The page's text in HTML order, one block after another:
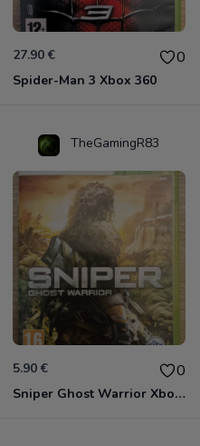
27.90 € 0
Spider-Man 3 Xbox 360
TheGamingR83
5.90 € 0
Sniper Ghost Warrior Xbox 360